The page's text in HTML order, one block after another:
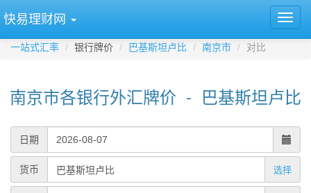
快易理财网
一站式汇率 银行牌价 巴基斯坦卢比 南京市 对比
南京市各银行外汇牌价 - 巴基斯坦卢比
日期
货币 选择